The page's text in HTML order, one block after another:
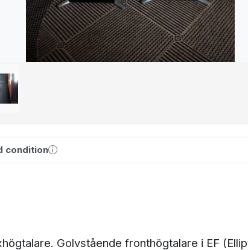
condition
Golvstående fronthögtalare i EF